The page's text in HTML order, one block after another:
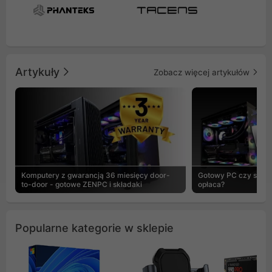
Artykuły Zobacz więcej artykułów
Komputery z gwarancją 36 miesięcy door-
to-door - gotowe ZENPC i składaki
Gotowy PC czy
opłaca?
Popularne kategorie w sklepie